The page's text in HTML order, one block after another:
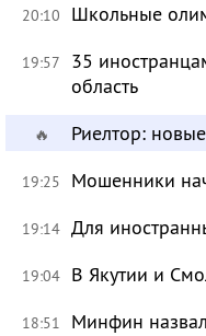
20:10 Школьные
19:57
35
область
🔥 Риелтор:
19:25 Мошенники
19:14 Для
19:04 В Якутии и
18:51 Минфин